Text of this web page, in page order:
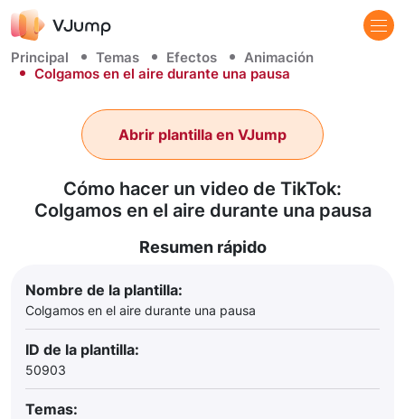
Principal Temas Efectos
Animación
Colgamos en el aire durante una pausa
Cómo hacer un video de TikTok:
Colgamos en el aire durante una pausa
Abrir plantilla en VJump
Resumen rápido
Nombre de la plantilla:
Colgamos en el aire durante una pausa
ID de la plantilla:
50903
Temas: